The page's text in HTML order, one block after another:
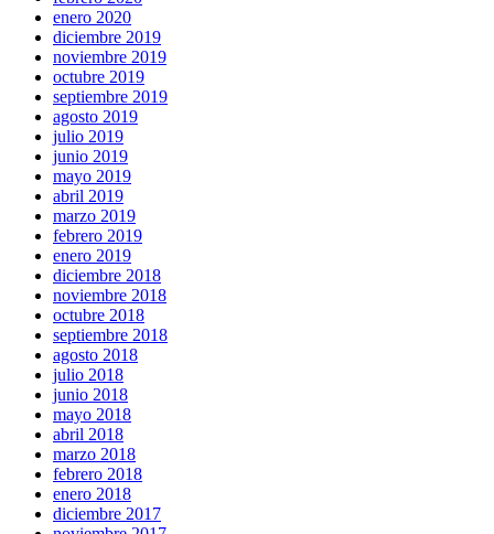
enero 2020
diciembre 2019
noviembre 2019
octubre 2019
septiembre 2019
agosto 2019
julio 2019
junio 2019
mayo 2019
abril 2019
marzo 2019
febrero 2019
enero 2019
diciembre 2018
noviembre 2018
octubre 2018
septiembre 2018
agosto 2018
julio 2018
junio 2018
mayo 2018
abril 2018
marzo 2018
febrero 2018
enero 2018
diciembre 2017